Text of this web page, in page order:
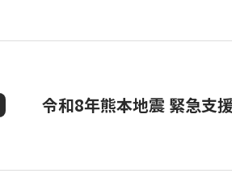
令和8年熊本地震 緊急支